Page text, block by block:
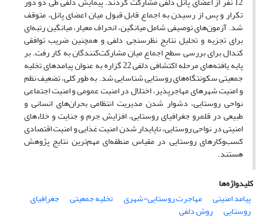
تکرار و پس از رسیدن به اجماع قابل قبول میان اعضای پانل، متوقف
شد. آزمون‌های توصیفی شامل میانگین، انحراف معیار، میانگین رتبه‌ای
برای تجزیه و تحلیل نتایج نظرسنجی دلفی و همچنین ضریب توافقی
کندال برای بررسی سطح اجماع میان مشارکت‌کنندگان به کار رفت. بر
پایه یافته‌های مرحله اکتشافی دلفی 22 گزاره‌ به عنوان پیامدهای تخلیه
جمعیتی سکونتگاه‌های روستایی شناسایی شد. به طور کلی، تضعیف نظم
و امنیت شهرهای مهاجرپذیر، اختلال در امنیت عمومی و امنیت اجتماعی
نواحی روستایی، دشوار شدن مدیریت انتظامی بحران‌های انسانی و
طبیعی در قلمرو جغرافیای روستایی، افزایش جرم و جنایت و خلاءهای
امنیتی در نواحی روستایی، ناپایدار شدن امنیت غذایی و امنیت اقتصادی
کسب‌وکارهای روستایی در مقیاس منطقه‌ای مهم‌ترین نتایج پژوهش
هستند.
کلیدواژه‌ها
پیامد امنیتی
مهاجرت روستایی-شهری تخلیه جمعیتی جغرافیای
روستایی
روش دلفی